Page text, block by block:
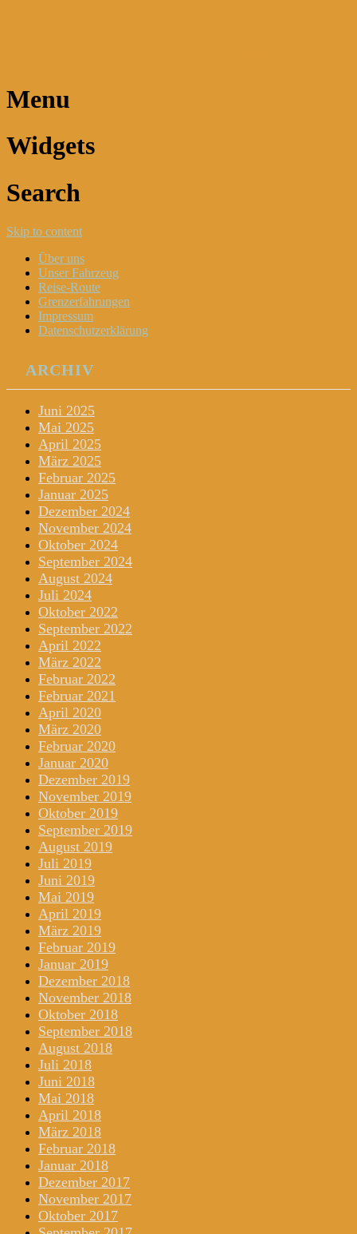
Menu
Widgets
Search
Skip to content
Über uns
Unser Fahrzeug
Reise-Route
Grenzerfahrungen
Impressum
Datenschutzerklärung
ARCHIV
Juni 2025
Mai 2025
April 2025
März 2025
Februar 2025
Januar 2025
Dezember 2024
November 2024
Oktober 2024
September 2024
August 2024
Juli 2024
Oktober 2022
September 2022
April 2022
März 2022
Februar 2022
Februar 2021
April 2020
März 2020
Februar 2020
Januar 2020
Dezember 2019
November 2019
Oktober 2019
September 2019
August 2019
Juli 2019
Juni 2019
Mai 2019
April 2019
März 2019
Februar 2019
Januar 2019
Dezember 2018
November 2018
Oktober 2018
September 2018
August 2018
Juli 2018
Juni 2018
Mai 2018
April 2018
März 2018
Februar 2018
Januar 2018
Dezember 2017
November 2017
Oktober 2017